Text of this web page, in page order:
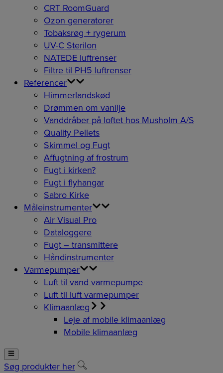
CRT RoomGuard
Ozon generatorer
Tobaksrøg + rygerum
UV-C Sterilon
NATEDE luftrenser
Filtre til PH5 luftrenser
Referencer
Himmerlandskød
Drømmen om vanilje
Vanddråber på loftet hos Musholm A/S
Quality Pellets
Skimmel og Fugt
Affugtning af frostrum
Fugt i kirken?
Fugt i flyhangar
Sabro Kirke
Måleinstrumenter
Air Visual Pro
Dataloggere
Fugt – transmittere
Håndinstrumenter
Varmepumper
Luft til vand varmepumpe
Luft til luft varmepumper
Klimaanlæg
Leje af mobile klimaanlæg
Mobile klimaanlæg
Søg produkter her